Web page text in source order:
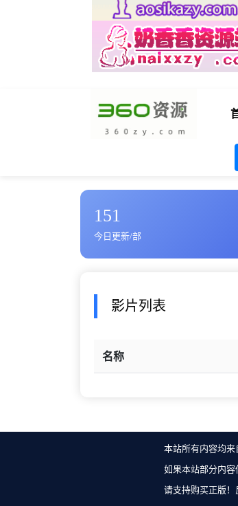
151
今日更新/部
影片列表
名称
本站所有内容均
如果本站部分内
请支持购买正版！